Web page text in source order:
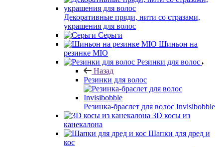
Декоративные пряди, нити со стразами,
украшения для волос
Серьги
Шиньон на
резинке MIO
Резинки для волос
Назад
Резинки для волос
Резинка-браслет для волос Invisibobble
3D косы из
канекалона
Шапки для дред и
кос